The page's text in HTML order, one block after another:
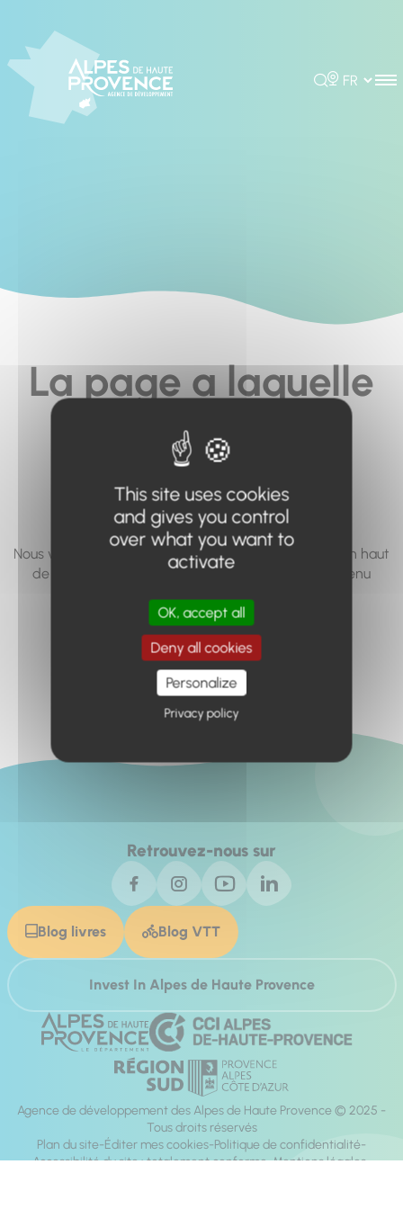
Rechercher
Choisir la
La page a laquelle
vous cherchez à
accéder n'existe
pas... ou plus.
Nous vous invitons à utiliser le moteur de recherche en haut
de page, ou à utiliser le menu pour trouver le contenu
Retour à l'accueil
Retrouvez-nous sur
Blog livres Blog VTT
Invest In Alpes de Haute Provence
Agence de développement des Alpes de Haute Provence © 2025 -
Tous droits réservés
Plan du site Éditer mes cookies Politique de confidentialité
Accessibilité du site : totalement conforme Mentions légales
This site uses cookies
and gives you control
over what you want to
activate
OK, accept all
Deny all cookies
Personalize
Privacy policy